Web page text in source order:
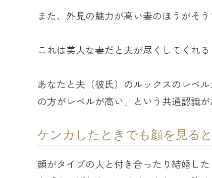
また、外見の魅力が高い妻のほうがそ
これは美人な妻だと夫が尽くしてくれ
あなたと夫（彼氏）のルックスのレベ
の方がレベルが高い」という共通認識
ケンカしたときでも顔を見る
顔がタイプの人と付き合ったり結婚し